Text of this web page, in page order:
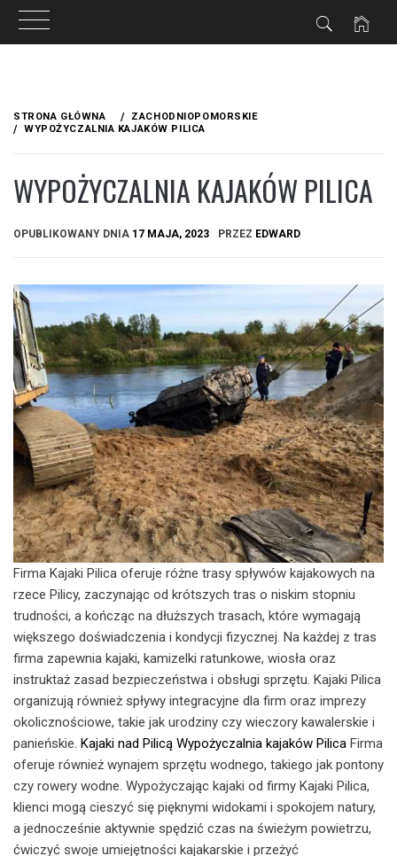
treści
STRONA GŁÓWNA
ZACHODNIOPOMORSKIE
WYPOŻYCZALNIA KAJAKÓW PILICA
WYPOŻYCZALNIA KAJAKÓW PILICA
OPUBLIKOWANY DNIA 17 MAJA, 2023 PRZEZ EDWARD
Firma Kajaki Pilica oferuje różne trasy spływów kajakowych na
rzece Pilicy, zaczynając od krótszych tras o niskim stopniu
trudności, a kończąc na dłuższych trasach, które wymagają
większego doświadczenia i kondycji fizycznej. Na każdej z tras
firma zapewnia kajaki, kamizelki ratunkowe, wiosła oraz
instruktaż zasad bezpieczeństwa i obsługi sprzętu. Kajaki Pilica
organizują również spływy integracyjne dla firm oraz imprezy
okolicznościowe, takie jak urodziny czy wieczory kawalerskie i
panieńskie. Kajaki nad Pilicą Wypożyczalnia kajaków Pilica Firma
oferuje również wynajem sprzętu wodnego, takiego jak pontony
czy rowery wodne. Wypożyczając kajaki od firmy Kajaki Pilica,
klienci mogą cieszyć się pięknymi widokami i spokojem natury,
a jednocześnie aktywnie spędzić czas na świeżym powietrzu,
ćwiczyć swoje umiejętności kajakarskie i przeżyć